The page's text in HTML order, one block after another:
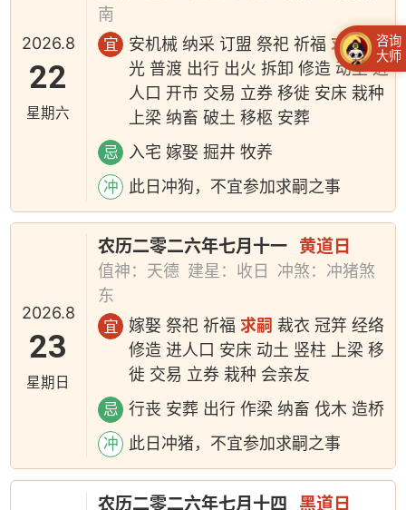
2026.8
22
星期六
南
宜 安机械 纳采 订盟 祭祀 祈福求嗣开
光 普渡 出行 出火 拆卸 修造 动土 进
人口 开市 交易 立券 移徙 安床 栽种
上梁 纳畜 破土 移柩 安葬
忌 入宅 嫁娶 掘井 牧养
冲 此日冲狗，不宜参加求嗣之事
2026.8
23
星期日
农历二零二六年七月十一 黄道日
值神：天德 建星：收日
冲煞：冲猪煞
东
宜 嫁娶 祭祀 祈福求嗣 裁衣 冠笄 经络
修造 进人口 安床 动土 竖柱 上梁 移
徙 交易 立券 栽种 会亲友
忌 行丧 安葬 出行 作梁 纳畜 伐木 造桥
冲 此日冲猪，不宜参加求嗣之事
农历二零二六年七月十四 黑道日
咨询
大师